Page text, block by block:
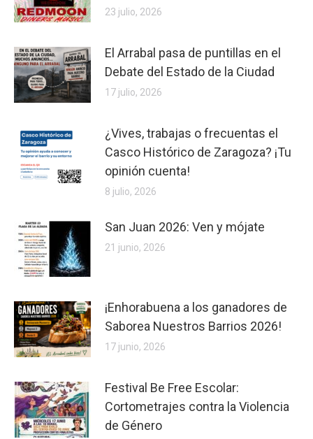
23 julio, 2026
El Arrabal pasa de puntillas en el
Debate del Estado de la Ciudad
17 julio, 2026
¿Vives, trabajas o frecuentas el
Casco Histórico de Zaragoza? ¡Tu
opinión cuenta!
8 julio, 2026
San Juan 2026: Ven y mójate
21 junio, 2026
¡Enhorabuena a los ganadores de
Saborea Nuestros Barrios 2026!
17 junio, 2026
Festival Be Free Escolar:
Cortometrajes contra la Violencia
de Género